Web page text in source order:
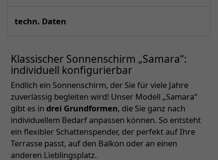
techn. Daten
Klassischer Sonnenschirm „Samara“:
individuell konfigurierbar
Endlich ein Sonnenschirm, der Sie für viele Jahre
zuverlässig begleiten wird! Unser Modell „Samara“
gibt es in drei Grundformen, die Sie ganz nach
individuellem Bedarf anpassen können. So entsteht
ein flexibler Schattenspender, der perfekt auf Ihre
Terrasse passt, auf den Balkon oder an einen
anderen Lieblingsplatz.